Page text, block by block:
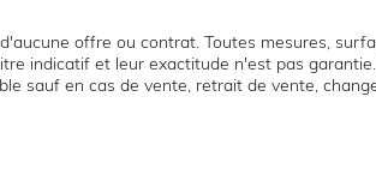
offre ou contrat. Toutes mesures,
indicatif et leur exactitude n'est pas
sauf en cas de vente, retrait de vente,